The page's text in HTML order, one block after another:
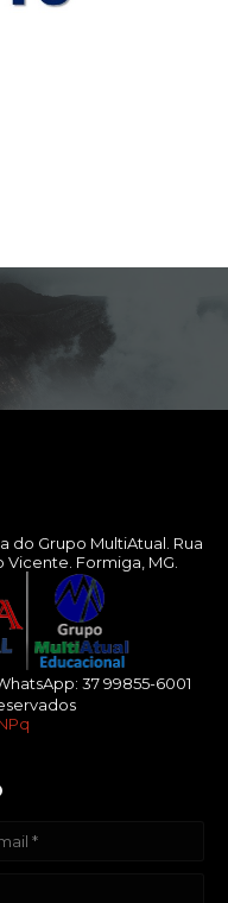
do Grupo MultiAtual. Rua
Vicente. Formiga, MG.
37 99855-6001